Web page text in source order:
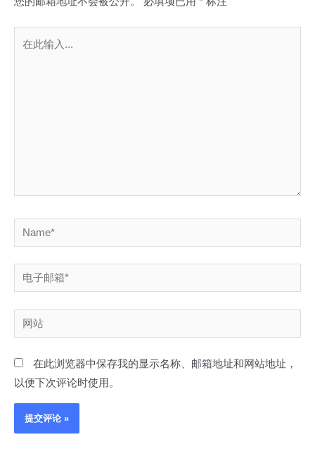
Name*
电
子
邮
箱
网
站
在此浏览器中保存我的显示名称、邮箱地址和网站地址，
以便下次评论时使用。